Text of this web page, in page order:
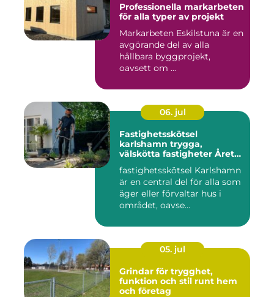
Professionella markarbeten
för alla typer av projekt
Markarbeten Eskilstuna är en
avgörande del av alla
hållbara byggprojekt,
oavsett om ...
06. jul
Fastighetsskötsel
karlshamn trygga,
välskötta fastigheter Året
fastighetsskötsel Karlshamn
är en central del för alla som
äger eller förvaltar hus i
området, oavse...
05. jul
Grindar för trygghet,
funktion och stil runt hem
och företag